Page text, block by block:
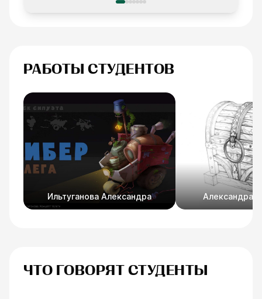
РАБОТЫ СТУДЕНТОВ
Ильтуганова Александра Александра
ЧТО ГОВОРЯТ СТУДЕНТЫ
Анна Иванова Егоренков